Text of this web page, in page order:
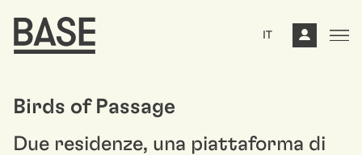
IT
Birds of Passage
Due residenze, una piattaforma di